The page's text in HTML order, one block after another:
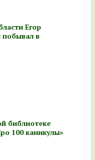
Егор
побывал в
библиотеке
100 каникулы»